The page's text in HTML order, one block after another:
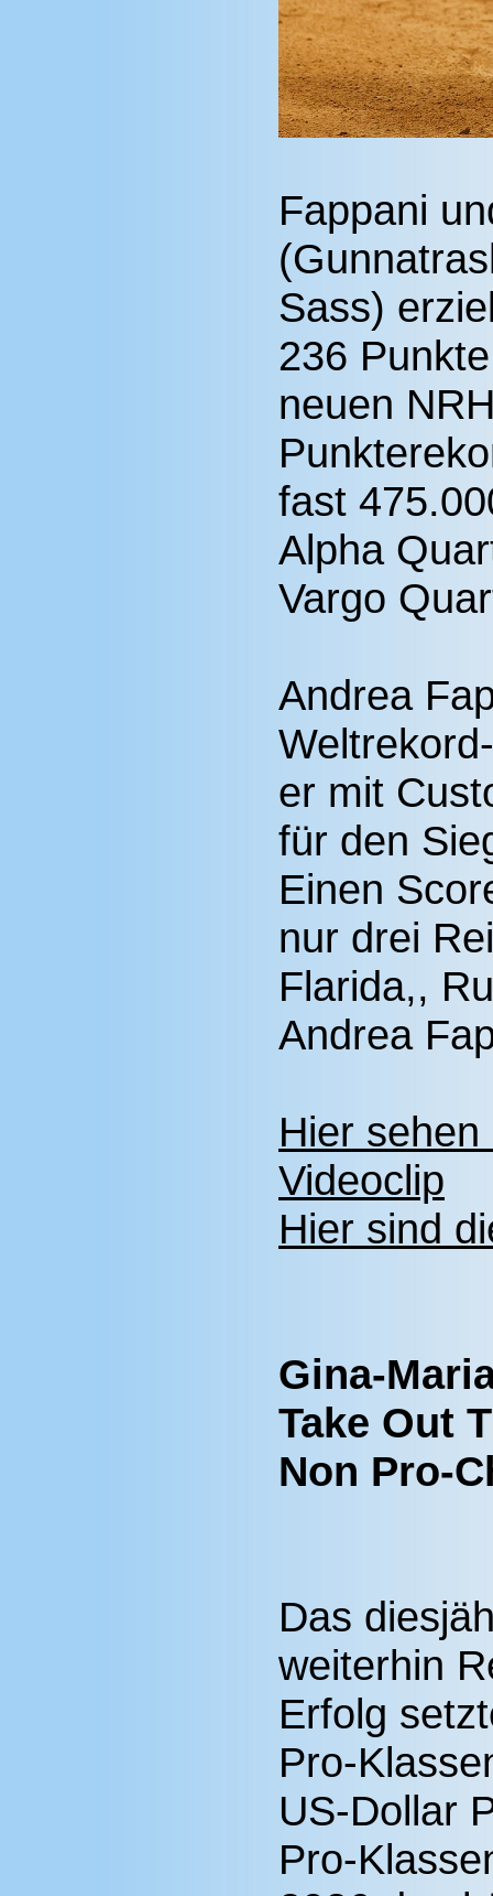
Fappani
Sass)
236
neuen
fast
Alpha
Vargo
Andrea
er mit
für den
Einen
nur drei
Flarida,,
Andrea
Hier
Videoclip
Hier sind
Gina-
Take Out
Non Pro-
Das
weiterhin
Erfolg
Pro-
US-Dollar
Pro-